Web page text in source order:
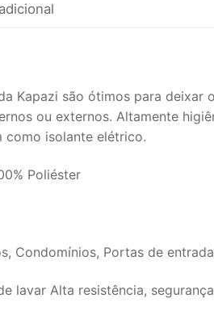
Kapazi são ótimos para
ou externos. Altamente
como isolante elétrico.
Poliéster
Condomínios, Portas de
lavar Alta resistência,